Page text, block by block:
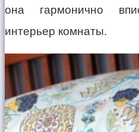
она гармонично
интерьер комнаты.